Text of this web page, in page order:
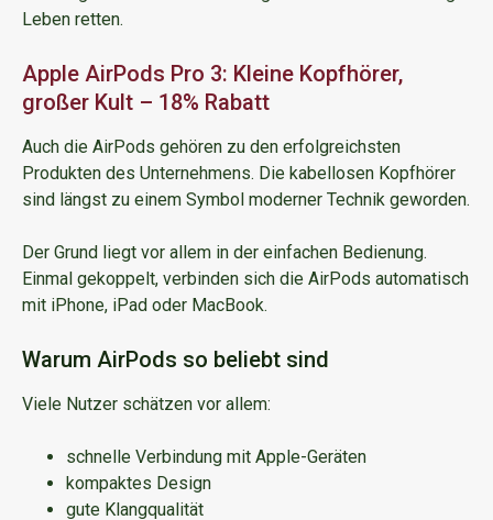
Leben retten.
Apple AirPods Pro 3: Kleine Kopfhörer,
großer Kult – 18% Rabatt
Auch die AirPods gehören zu den erfolgreichsten
Produkten des Unternehmens. Die kabellosen Kopfhörer
sind längst zu einem Symbol moderner Technik geworden.
Der Grund liegt vor allem in der einfachen Bedienung.
Einmal gekoppelt, verbinden sich die AirPods automatisch
mit iPhone, iPad oder MacBook.
Warum AirPods so beliebt sind
Viele Nutzer schätzen vor allem:
schnelle Verbindung mit Apple-Geräten
kompaktes Design
gute Klangqualität